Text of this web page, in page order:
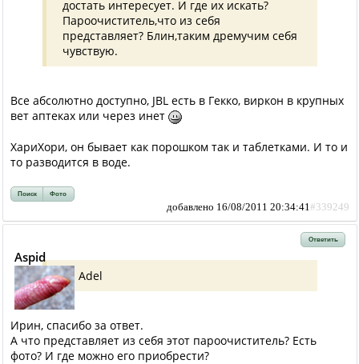
достать интересует. И где их искать?
Пароочиститель,что из себя
представляет? Блин,таким дремучим себя
чувствую.
Все абсолютно доступно, JBL есть в Гекко, виркон в крупных
вет аптеках или через инет
ХариХори, он бывает как порошком так и таблетками. И то и
то разводится в воде.
Поиск Фото
добавлено 16/08/2011 20:34:41 #339249
Ответить
Aspid
Adel
Ирин, спасибо за ответ.
А что представляет из себя этот пароочиститель? Есть
фото? И где можно его приобрести?